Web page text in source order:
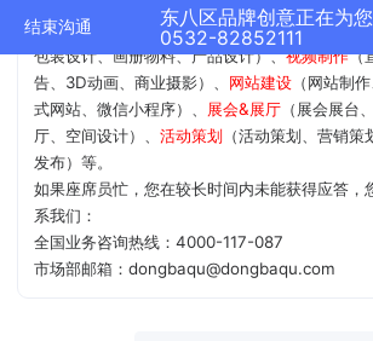
结束沟通
东八区品牌创意正在为
0532-82852111
我公司12年 业务涵盖品牌&设计（品牌策略、品
包装设计、画册物料、产品设计）、视频制作（
告、3D动画、商业摄影）、 网站建设 （网站制
式网站、微信小程序）、
展会&展厅 （展会展台
厅、空间设计）、活动策划 （活动策划、营销
发布）等。
如果座席员忙，您在较长时间内未能获得应答，
系我们：
全国业务咨询热线：4000-117-087
市场部邮箱：dongbaqu@dongbaqu.com